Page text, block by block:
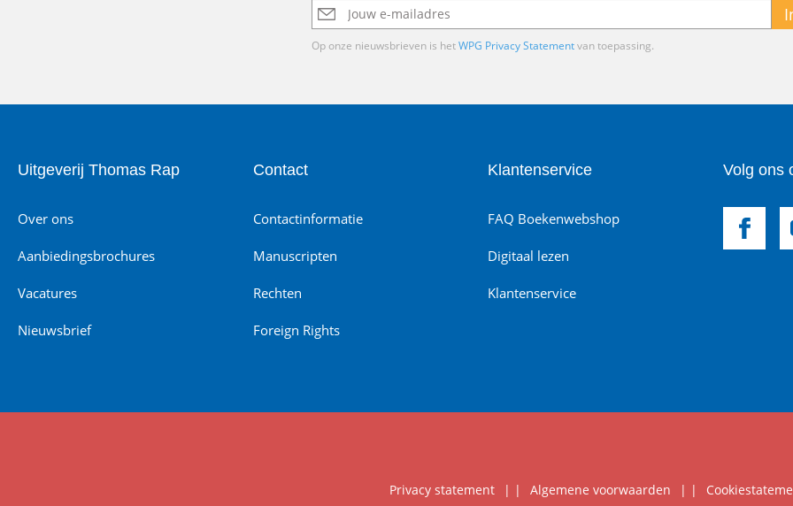
E-
mailadres
Op onze nieuwsbrieven is hetWPG Privacy Statementvan toepassing.
Uitgeverij Thomas Rap
Over ons
Aanbiedingsbrochures
Vacatures
Nieuwsbrief
Contact
Contactinformatie
Manuscripten
Rechten
Foreign Rights
Klantenservice
FAQ Boekenwebshop
Digitaal lezen
Klantenservice
Volg ons
Privacy statement | Algemene voorwaarden |